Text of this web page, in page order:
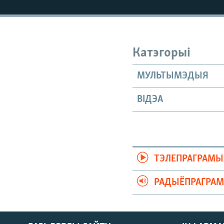
КАЛЯНДАР
НА ХВАЛЯХ СВАБОДЫ
Катэгорыі
МУЛЬТЫМЭДЫЯ
ВІДЭА
ТЭЛЕПРАГРАМЫ